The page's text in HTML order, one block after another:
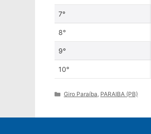
7°
8°
9°
10°
Categories
Giro Paraíba, PARAIBA (PB)